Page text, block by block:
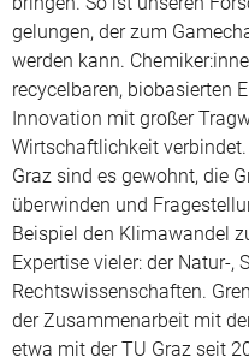
gelungen, der zum
werden kann.
recycelbaren, biobasierten
Innovation mit großer
Wirtschaftlichkeit
Graz sind es gewohnt, die
überwinden und
Beispiel den Klimawandel
Expertise vieler: der Natur-,
Rechtswissenschaften.
der Zusammenarbeit mit
etwa mit der TU Graz seit